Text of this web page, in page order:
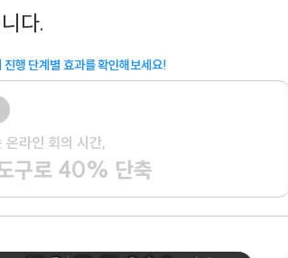
다.
진행 단계별 효과를 확인해보세요!
온라인 회의 시간,
구로 40% 단축